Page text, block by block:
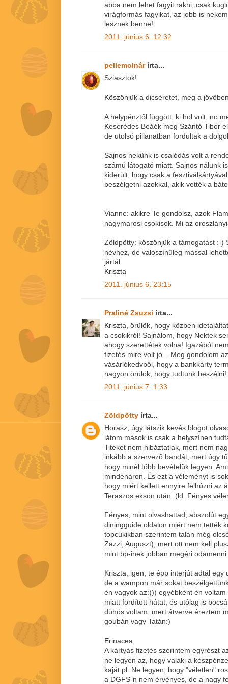
abba nem lehet fagyit rakni, csak
virágformás fagyikat, az jobb is
lesznek benne!
2011. június 6. 12:32
pellemolnár írta...
Sziasztok!
Köszönjük a dicséretet, meg a
A helypénztől függött, ki hol volt, no
Keserédes Beáék meg Szántó Tibor
de utolsó pillanatban fordultak a
Sajnos nekünk is csalódás volt a
számú látogató miatt. Sajnos nálunk
kiderült, hogy csak a
beszélgetni azokkal, akik vették a
Vianne: akikre Te gondolsz, azok
nagymarosi csokisok. Mi az
Zöldpötty: köszönjük a támogatást :-)
névhez, de valószínűleg mással
jártál.
Kriszta
2011. június 6. 23:15
Praliné Zsuzsi írta...
Kriszta, örülök, hogy közben
a csokikról! Sajnálom, hogy Nektek
ahogy szerettétek volna! Igazából
fizetés mire volt jó... Meg gondolom
vásárlókedvből, hogy a bankkárty
nagyon örülök, hogy tudtunk beszélni!
2011. június 7. 1:33
Zöldpötty írta...
Horasz, úgy látszik kevés blogot
látom mások is csak a helyszínen
Titeket nem hibáztatlak, mert nem
inkább a szervező bandát, mert úgy
hogy minél több bevételük legyen.
mindenáron. És ezt a véleményt is
hogy miért kellett ennyire felhúzni az
Teraszos eksön után. (ld. Fényes
Fényes, mint olvashattad, abszolút
diningguide oldalon miért nem tették
topcukikban szerintem talán még
Zazzi, Auguszt), mert ott nem kell
mint bp-inek jobban megéri
Kriszta, igen, te épp interjút adtál egy
de a wampon már sokat
én vagyok az:))) egyébként én
miatt fordított hátat, és utólag is
dühös voltam, mert átverve éreztem
goubán vagy Tatán:)
Erinacea,
A kártyás fizetés szerintem egyrészt
ne legyen az, hogy valaki a
kaját pl. Ne legyen, hogy "véletlen"
a DGFS-n nem érvényes, de a nagy